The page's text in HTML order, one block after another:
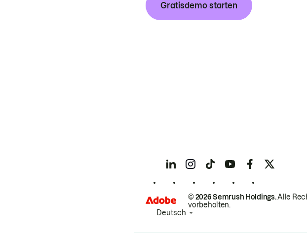
Gratisdemo starten
© 2026 Semrush Holdings.Alle
vorbehalten.
Deutsch